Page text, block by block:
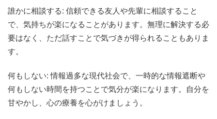
誰かに相談する: 信頼できる友人や先輩に相談すること
で、気持ちが楽になることがあります。無理に解決する必
要はなく、ただ話すことで気づきが得られることもありま
す。
何もしない: 情報過多な現代社会で、一時的な情報遮断や
何もしない時間を持つことで気分が楽になります。自分を
甘やかし、心の療養を心がけましょう。